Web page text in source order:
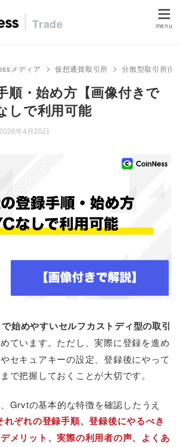
Trade
メディア 仮想通貨取引所 分散型取引所
順・始め方【画像付きで
しで利用可能
2026年4月20日
始めやすいセルフカストディ型の取引
ています。ただし、実際に登録を進め
セキュアキーの設定、登録後にやって
で把握しておくことが大切です。
Grvtの基本的な特徴を確認したうえ
れぞれの登録手順、登録後にやるべき
メリット、実際の利用者の声、よくあ